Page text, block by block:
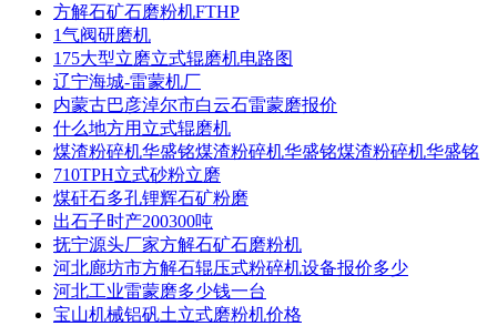
方解石矿石磨粉机FTHP
1气阀研磨机
175大型立磨立式辊磨机电路图
辽宁海城-雷蒙机厂
内蒙古巴彦淖尔市白云石雷蒙磨报价
什么地方用立式辊磨机
煤渣粉碎机华盛铭煤渣粉碎机华盛铭煤渣粉碎机华盛铭
710TPH立式砂粉立磨
煤矸石多孔锂辉石矿粉磨
出石子时产200300吨
抚宁源头厂家方解石矿石磨粉机
河北廊坊市方解石辊压式粉碎机设备报价多少
河北工业雷蒙磨多少钱一台
宝山机械铝矾土立式磨粉机价格